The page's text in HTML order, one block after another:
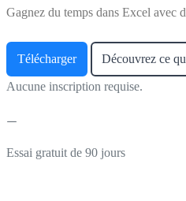
Gagnez du temps dans Excel avec
Télécharger Découvrez ce
Aucune inscription requise.
Essai gratuit de 90 jours